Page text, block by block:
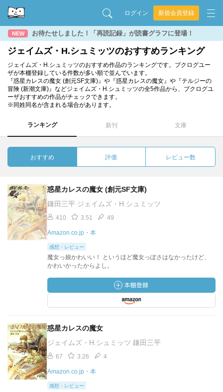
ログイン 新規会員登録
NEW お待たせしました！「再読記録」が読書グラフに登場！
ジェイムズ・H.シュミッツのおすすめランキング
ジェイムズ・H.シュミッツのおすすめ作品のランキングです。ブクログユー
ザが本棚登録している件数が多い順で並んでいます。
『惑星カレスの魔女 (創元SF文庫)』や『惑星カレスの魔女』や『テルジーの
冒険 (新潮文庫)』などジェイムズ・H.シュミッツの全5作品から、ブクログユ
ーザおすすめの作品がチェックできます。
※同姓同名が含まれる場合があります。
ランキング 新刊 文庫
おすすめ 評価 レビュー数
惑星カレスの魔女 (創元SF文庫)
鎌田三平 ジェイムズ・H.シュミッツ
410 3.51 49
Amazon.co.jp・本
感想・レビュー
魔女っ娘かわいい！ というほど魔女っぽさはなかったけど、
かわいかったからよし。
惑星カレスの魔女
ジェイムズ・H.シュミッツ 鎌田三平
67 3.26 4
Amazon.co.jp・本
感想・レビュー